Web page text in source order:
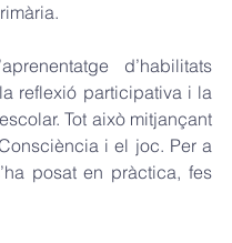
d’habilitats
reflexió participativa i la
Tot això mitjançant
i el joc. Per a
posat en pràctica, fes